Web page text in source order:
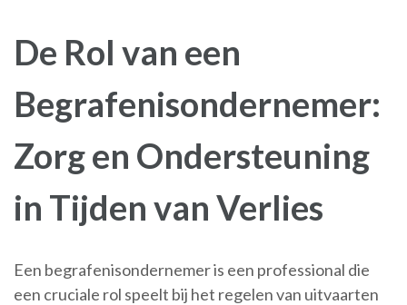
De Rol van een
Begrafenisondernemer:
Zorg en Ondersteuning
in Tijden van Verlies
Een begrafenisondernemer is een professional die
een cruciale rol speelt bij het regelen van uitvaarten